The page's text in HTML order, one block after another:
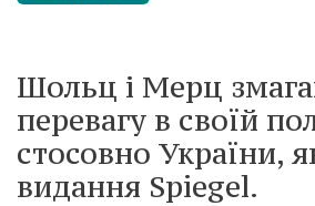
Шольц і Мерц
перевагу в своїй
стосовно України,
видання Spiegel.